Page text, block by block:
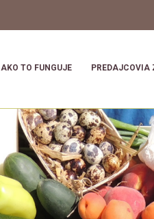
AKO TO FUNGUJE PREDAJCOVIA